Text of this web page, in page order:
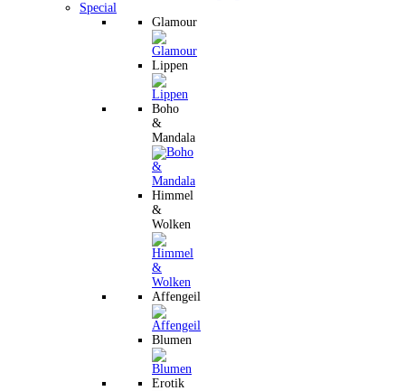
Special
Glamour
Lippen
Boho
&
Mandala
Himmel
&
Wolken
Affengeil
Blumen
Erotik